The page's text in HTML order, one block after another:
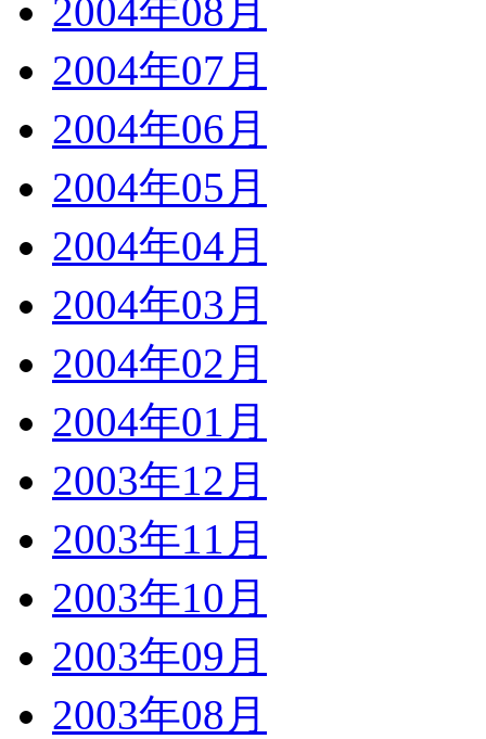
2004年08月
2004年07月
2004年06月
2004年05月
2004年04月
2004年03月
2004年02月
2004年01月
2003年12月
2003年11月
2003年10月
2003年09月
2003年08月